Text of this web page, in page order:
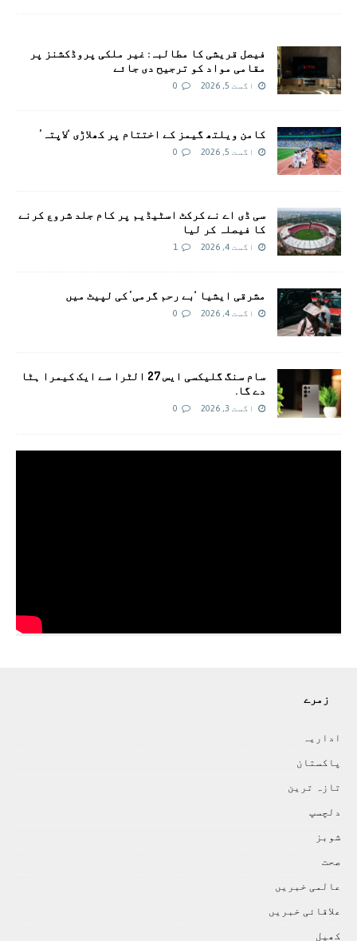
فیصل قریشی کا مطالبہ: غیر ملکی پروڈکشنز پر
مقامی مواد کو ترجیح دی جائے
اگست 5, 2026 0
کامن ویلتھ گیمز کے اختتام پر کھلاڑی ‘لاپتہ’
اگست 5, 2026 0
سی ڈی اے نے کرکٹ اسٹیڈیم پر کام جلد شروع کرنے
کا فیصلہ کر لیا
اگست 4, 2026 1
مشرقی ایشیا ‘بے رحم گرمی’ کی لپیٹ میں
اگست 4, 2026 0
سام سنگ گلیکسی ایس 27 الٹرا سے ایک کیمرا ہٹا
دے گا.
اگست 3, 2026 0
زمرے
اداريہ
پاکستان
تازہ ترين
دلچسپ
شوبز
صحت
عالمی خبريں
علاقائی خبريں
کھيل